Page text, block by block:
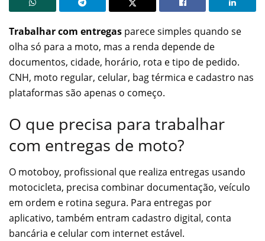
Trabalhar com entregas parece simples quando se
olha só para a moto, mas a renda depende de
documentos, cidade, horário, rota e tipo de pedido.
CNH, moto regular, celular, bag térmica e cadastro nas
plataformas são apenas o começo.
O que precisa para trabalhar
com entregas de moto?
O motoboy, profissional que realiza entregas usando
motocicleta, precisa combinar documentação, veículo
em ordem e rotina segura. Para entregas por
aplicativo, também entram cadastro digital, conta
bancária e celular com internet estável.